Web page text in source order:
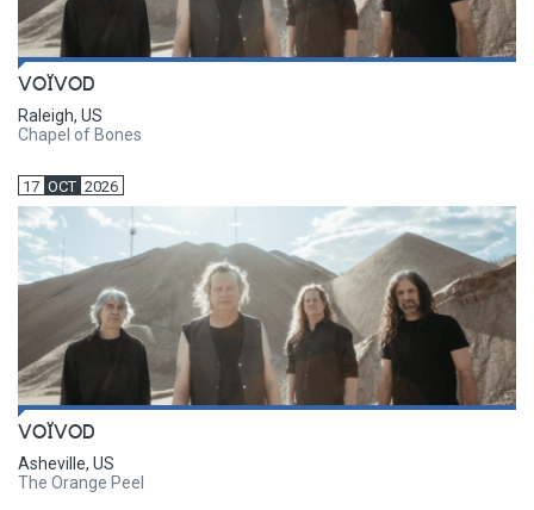
VOÏVOD
Raleigh, US
Chapel of Bones
17 OCT 2026
VOÏVOD
Asheville, US
The Orange Peel